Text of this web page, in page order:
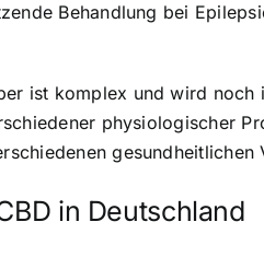
Behandlung bei
ist komplex und wird
physiologischer
gesundheitlichen
in Deutschland